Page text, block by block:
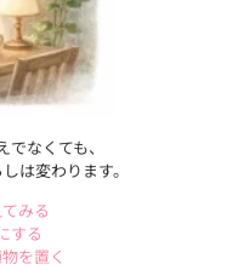
なくても、
は変わります。
みる
する
を置く